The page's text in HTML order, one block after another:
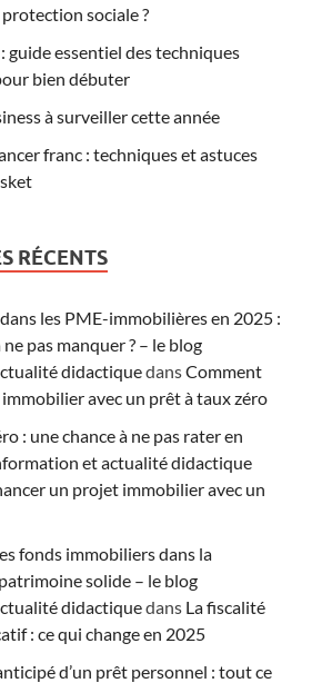
sociale ?
guide essentiel des techniques
bien débuter
à surveiller cette année
franc : techniques et astuces
RÉCENTS
les PME-immobilières en 2025 :
pas manquer ? – le blog
didactiquedansComment
avec un prêt à taux zéro
: une chance à ne pas rater en
et actualité didactique
un projet immobilier avec un
fonds immobiliers dans la
solide – le blog
didactiquedans La fiscalité
: ce qui change en 2025
d’un prêt personnel : tout ce